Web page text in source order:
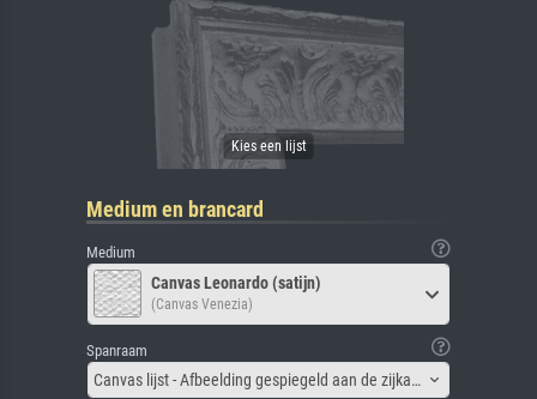
Medium en brancard
Medium
Canvas Leonardo (satijn)
(Canvas Venezia)
Spanraam
Canvas lijst - Afbeelding gespiegeld aan de zijkant